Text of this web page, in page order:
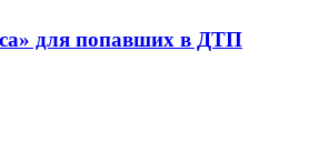
для попавших в ДТП